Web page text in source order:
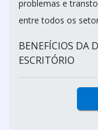
problemas e
entre todos os
BENEFÍCIOS DA
ESCRITÓRIO